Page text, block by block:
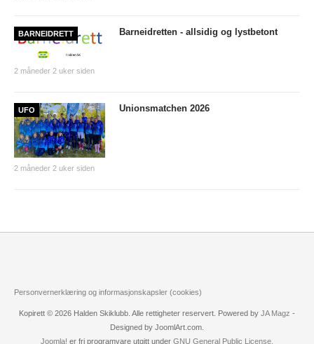
PERSONVERN
FORSIKRINGER
SAMARBEIDSPARTNER?
RENT IDRETTSLAG
HISTORISK
BARNEIDRETT
2 måneder 2 uker siden
Barneidretten - allsidig og lystbetont
UFO
2 måneder 2 uker siden
Unionsmatchen 2026
Personvernerklæring og informasjonskapsler (cookies)
Kopirett © 2026 Halden Skiklubb. Alle rettigheter reservert. Powered by JA Magz -
Designed by JoomlArt.com.
Joomla! er fri programvare utgitt under GNU General Public License.